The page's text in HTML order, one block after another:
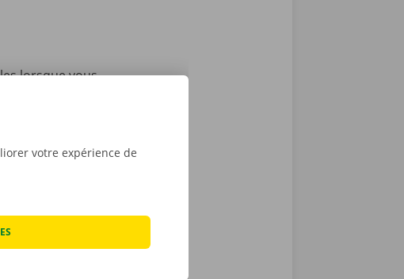
lorsque vous
24 h/24 et 7
votre expérience de